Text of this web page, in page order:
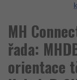
MH
řada:
orientace